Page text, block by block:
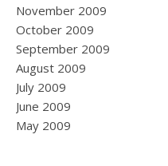
November 2009
October 2009
September 2009
August 2009
July 2009
June 2009
May 2009